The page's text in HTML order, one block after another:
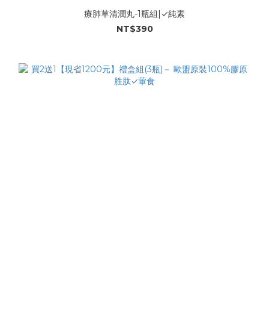
療肺草清潤丸-1瓶組|✓純素
NT$390